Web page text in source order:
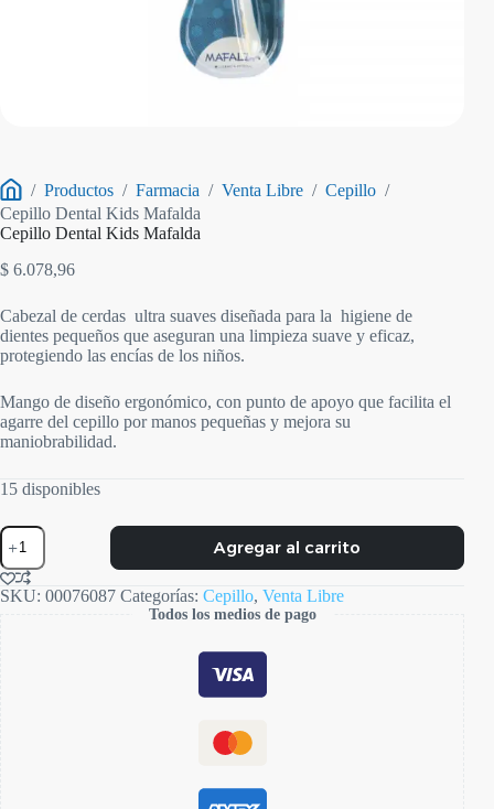
Inicio
/ Productos / Farmacia / Venta Libre / Cepillo /
Cepillo Dental Kids Mafalda
Cepillo Dental Kids Mafalda
$ 6.078,96
Cabezal de cerdas ultra suaves diseñada para la higiene de
dientes pequeños que aseguran una limpieza suave y eficaz,
protegiendo las encías de los niños.
Mango de diseño ergonómico, con punto de apoyo que facilita el
agarre del cepillo por manos pequeñas y mejora su
maniobrabilidad.
15 disponibles
Cepillo
Dental
Kids
Mafalda
cantidad
Agregar al carrito
SKU: 00076087 Categorías: Cepillo, Venta Libre
Todos los medios de pago